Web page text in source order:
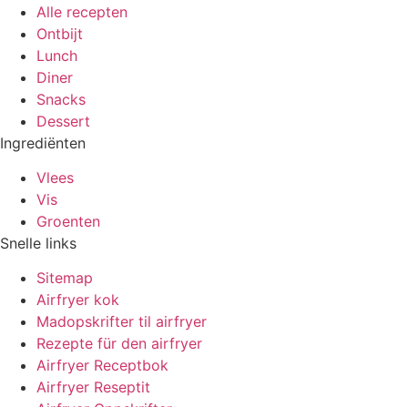
Alle recepten
Ontbijt
Lunch
Diner
Snacks
Dessert
Ingrediënten
Vlees
Vis
Groenten
Snelle links
Sitemap
Airfryer kok
Madopskrifter til airfryer
Rezepte für den airfryer
Airfryer Receptbok
Airfryer Reseptit